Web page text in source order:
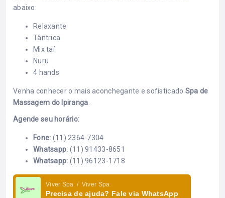
abaixo:
Relaxante
Tântrica
Mix taí
Nuru
4 hands
Venha conhecer o mais aconchegante e sofisticado Spa de
Massagem do Ipiranga.
Agende seu horário:
Fone: (11) 2364-7304
Whatsapp: (11) 91433-8651
Whatsapp: (11) 96123-1718
Viver Spa / Viver Spa
Precisa de ajuda? Fale via WhatsApp